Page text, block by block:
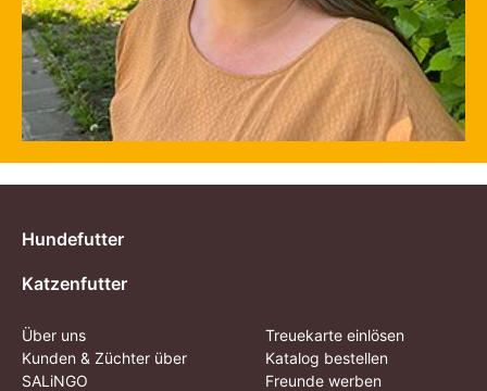
Hundefutter
Katzenfutter
Über uns
Kunden & Züchter über
SALiNGO
Treuekarte einlösen
Katalog bestellen
Freunde werben